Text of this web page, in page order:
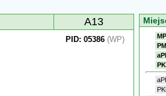
A13
PID: 05386 (WP)